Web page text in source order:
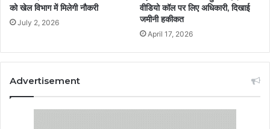
को खेल विभाग में मिलेगी नौकरी
July 2, 2026
वीडियो कॉल पर लिए अधिकारी, दिखाई
जमीनी हकीकत
April 17, 2026
Advertisement